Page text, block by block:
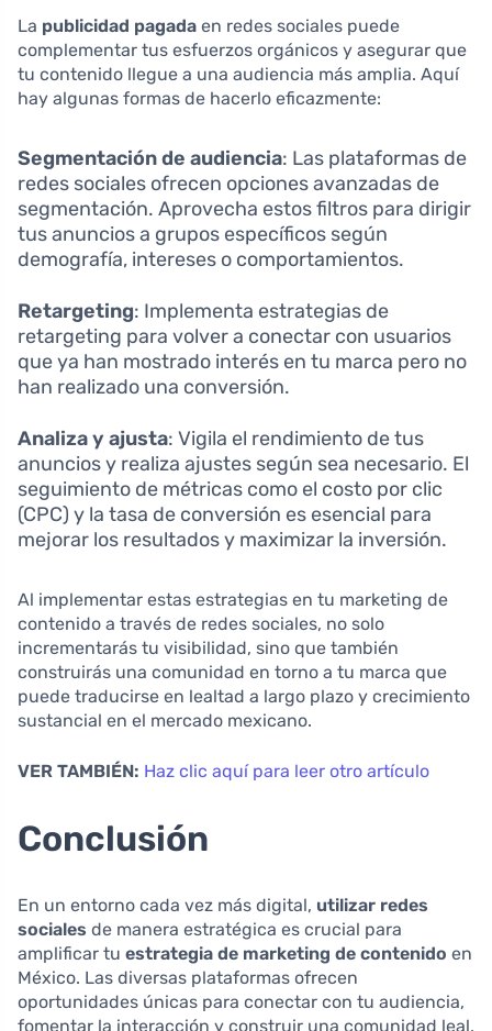
La publicidad pagada en redes sociales puede
complementar tus esfuerzos orgánicos y asegurar que
tu contenido llegue a una audiencia más amplia. Aquí
hay algunas formas de hacerlo eficazmente:
Segmentación de audiencia: Las plataformas de
redes sociales ofrecen opciones avanzadas de
segmentación. Aprovecha estos filtros para dirigir
tus anuncios a grupos específicos según
demografía, intereses o comportamientos.
Retargeting: Implementa estrategias de
retargeting para volver a conectar con usuarios
que ya han mostrado interés en tu marca pero no
han realizado una conversión.
Analiza y ajusta: Vigila el rendimiento de tus
anuncios y realiza ajustes según sea necesario. El
seguimiento de métricas como el costo por clic
(CPC) y la tasa de conversión es esencial para
mejorar los resultados y maximizar la inversión.
Al implementar estas estrategias en tu marketing de
contenido a través de redes sociales, no solo
incrementarás tu visibilidad, sino que también
construirás una comunidad en torno a tu marca que
puede traducirse en lealtad a largo plazo y crecimiento
sustancial en el mercado mexicano.
VER TAMBIÉN: Haz clic aquí para leer otro artículo
Conclusión
En un entorno cada vez más digital, utilizar redes
sociales de manera estratégica es crucial para
amplificar tu estrategia de marketing de contenido en
México. Las diversas plataformas ofrecen
oportunidades únicas para conectar con tu audiencia,
fomentar la interacción y construir una comunidad leal.